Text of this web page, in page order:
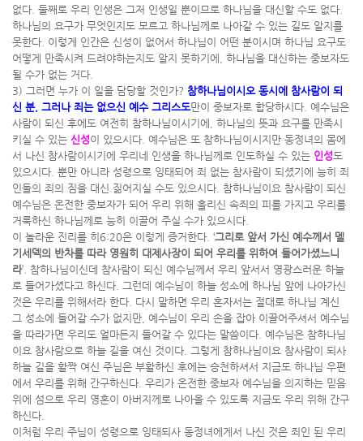
없다. 둘째로 우리 인생은 그저 인생일 뿐이므로 하나님을 대신할 수도 없다.
하나님의 요구가 무엇인지도 모르고 하나님께로 나아갈 수 있는 길도 알지를
못한다. 이렇게 인간은 신성이 없어서 하나님이 어떤 분이시며 하나님 요구도
어떻게 만족시켜 드려야하는지도 알지 못하기에, 하나님을 대신하는 중보자도
될 수가 없는 거다.
3) 그러면 누가 이 일을 담당할 것인가? 참하나님이시오 동시에 참사람이 되
신 분, 그러나 죄는 없으신 예수 그리스도만이 중보자로 합당하시다. 예수님은
사람이 되신 후에도 여전히 참하나님이시기에, 하나님의 뜻과 요구를 만족시
키실 수 있는 신성이 있으시다. 예수님은 또 참하나님이시지만 동정녀의 몸에
서 나신 참사람이시기에 우리네 인생을 하나님께로 인도하실 수 있는 인성도
있으시다. 뿐만 아니라 성령으로 잉태되어 죄 없는 참사람이 되셨기에 능히 죄
인들의 죄의 짐을 대신 짊어지실 수도 있으시다. 참하나님이요 참사람이 되신
예수님은 온전한 중보자가 되어 우리 위해 흘리신 속죄의 피를 가지고 우리를
거룩하신 하나님께로 능히 이끌어 주실 수가 있으시다.
이 놀라운 진리를 히6:20은 이렇게 증거한다. ‘그리로 앞서 가신 예수께서 멜
기세덱의 반차를 따라 영원히 대제사장이 되어 우리를 위하여 들어가셨느니
라’. 참하나님이신데 참사람이 되신 예수님께서 우리 앞서서 영광스러운 하늘
로 들어가셨다고 하신다. 그런데 예수님이 하늘 성소에 하나님 앞에 나아가신
것은 우리를 위해서라 한다. 다시 말하면 우리 혼자서는 절대로 하나님 계신
그 성소에 들어갈 수가 없지만, 예수님이 우리 손을 잡아 이끌어주셔서 예수님
을 따라가면 우리도 얼마든지 들어갈 수 있다는 말씀이다. 예수님은 참하나님
이요 참사람으로 하늘 길을 여신 것이다. 그렇게 참하나님이요 참사람이 되사
하늘 길을 활짝 여신 주님은 부활하신 후에는 승천하셔서 지금도 하나님 우편
에서 우리를 위해 간구하신다. 우리가 온전한 중보자 예수님을 의지하는 믿음
위에 섬으로 우리 영혼이 아버지께로 나아올 수 있도록 지금도 우리 위해 간구
하신다.
이처럼 우리 주님이 성령으로 잉태되사 동정녀에게서 나신 것은 죄인 된 우리